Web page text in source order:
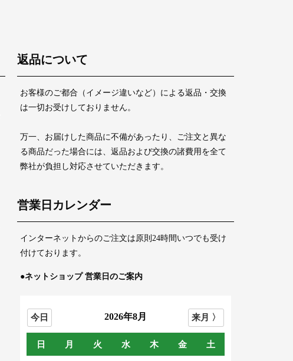
返品について
お客様のご都合（イメージ違いなど）による返品・交換
は一切お受けしておりません。
万一、お届けした商品に不備があったり、ご注文と異な
る商品だった場合には、返品および交換の諸費用を全て
弊社が負担し対応させていただきます。
営業日カレンダー
インターネットからのご注文は原則24時間いつでも受け
付けております。
●ネットショップ 営業日のご案内
2026年8月
日 月 火 水 木 金 土